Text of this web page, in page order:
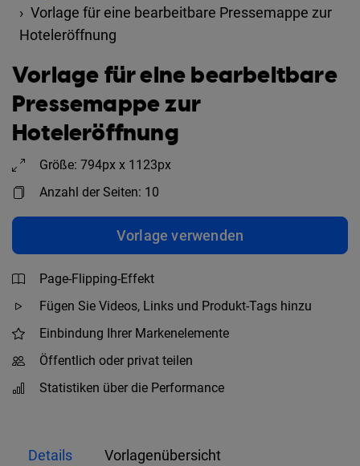
Vorlage für eine bearbeitbare Pressemappe zur
Hoteleröffnung
Vorlage für eine bearbeitbare
Pressemappe zur
Hoteleröffnung
Größe: 794px x 1123px
Anzahl der Seiten: 10
Vorlage verwenden
Page-Flipping-Effekt
Fügen Sie Videos, Links und Produkt-Tags hinzu
Einbindung Ihrer Markenelemente
Öffentlich oder privat teilen
Statistiken über die Performance
Details Vorlagenübersicht